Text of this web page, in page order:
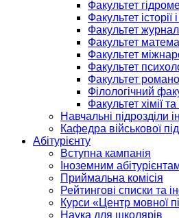
Факультет
Факультет історії
Факультет
Факультет
Факультет
Факультет
Факультет
Філологічний
Факультет хімії
Навчальні підрозділи
Кафедра військової
Абітурієнту
Вступна кампанія
Іноземним
Приймальна комісія
Рейтингові списки та
Курси «Центр мовної
Наука для школярів